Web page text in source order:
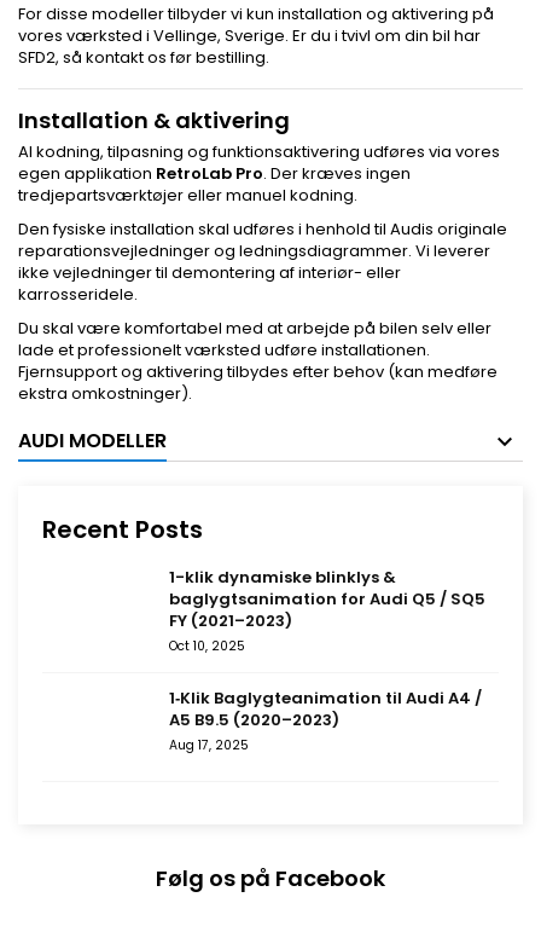
AUDI MODELLER
Recent Posts
1-klik dynamiske blinklys &
baglygtsanimation for Audi Q5 / SQ5
FY (2021–2023)
Oct 10, 2025
1‑Klik Baglygteanimation til Audi A4 /
A5 B9.5 (2020–2023)
Aug 17, 2025
For disse modeller tilbyder vi kun installation og aktivering på
vores værksted i Vellinge, Sverige. Er du i tvivl om din bil har
SFD2, så kontakt os før bestilling.
Installation & aktivering
Al kodning, tilpasning og funktionsaktivering udføres via vores
egen applikation RetroLab Pro. Der kræves ingen
tredjepartsværktøjer eller manuel kodning.
Den fysiske installation skal udføres i henhold til Audis originale
reparationsvejledninger og ledningsdiagrammer. Vi leverer
ikke vejledninger til demontering af interiør- eller
karrosseridele.
Du skal være komfortabel med at arbejde på bilen selv eller
lade et professionelt værksted udføre installationen.
Fjernsupport og aktivering tilbydes efter behov (kan medføre
ekstra omkostninger).
Følg os på Facebook